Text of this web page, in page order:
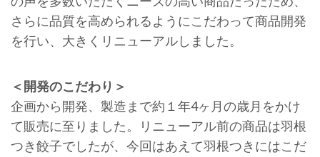
さらに品質を高められるようにこだわって商品開発
を行い、大きくリニューアルしました。
＜開発のこだわり＞
企画から開発、製造まで約１年4ヶ月の歳月をかけ
て販売に至りました。リニューアル前の商品は羽根
つき餃子でしたが、今回はあえて羽根つきにはこだ